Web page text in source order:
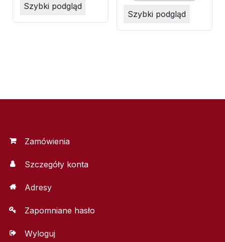
Szybki podgląd
Szybki podgląd
Zamówienia
Szczegóły konta
Adresy
Zapomniane hasło
Wyloguj